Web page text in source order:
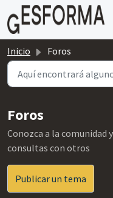
Saltar al contenido
Inicio Foros
Foros
Conozca a la comunidad
consultas con otros
Publicar un tema